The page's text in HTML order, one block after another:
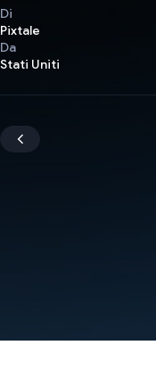
Di
Pixtale
Da
Stati Uniti